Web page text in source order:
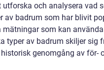
och analysera vad
av badrum som har blivit
som kan
typer av badrum skiljer sig
genomgång av för-